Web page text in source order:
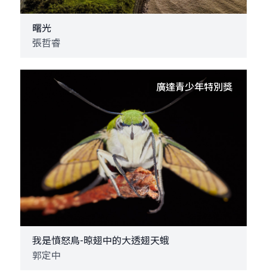
曙光
張哲睿
廣達青少年特別獎
我是憤怒鳥-晾翅中的大透翅天蛾
郭定中